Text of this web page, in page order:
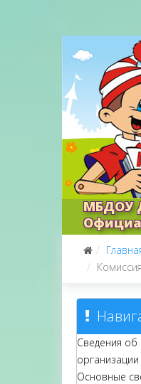
МБДОУ
Сведения
организации
Основные